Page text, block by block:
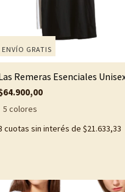
ENVÍO GRATIS
Remeras Esenciales
5 colores
cuotas sin interés de $21.633,33